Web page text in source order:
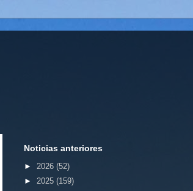
Noticias anteriores
► 2026 (52)
► 2025 (159)